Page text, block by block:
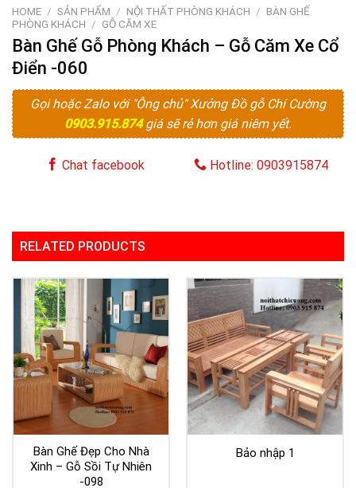
HOME / SẢN PHẨM / NỘI THẤT PHÒNG KHÁCH / BÀN GHẾ
PHÒNG KHÁCH / GỖ CĂM XE
Bàn Ghế Gỗ Phòng Khách – Gỗ Căm Xe Cổ
Điển -060
Gọi hoặc Zalo với "Ông chủ" Xưởng Đồ gỗ Chí Cường
0903.915.874giá sẽ rẻ hơn giá niêm yết.
Chat facebook Hotline: 0903915874
RELATED PRODUCTS
Bàn Ghế Đẹp Cho Nhà
Xinh – Gỗ Sồi Tự Nhiên
-098
Bảo nhập 1